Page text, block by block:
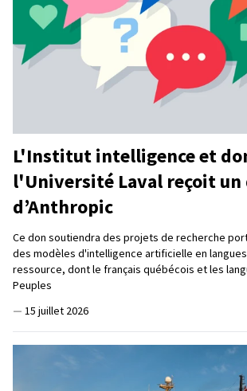
L'Institut intelligence et
l'Université Laval reçoit un
d’Anthropic
Ce don soutiendra des projets de recherche
des modèles d'intelligence artificielle en
ressource, dont le français québécois et les
Peuples
— 15 juillet 2026